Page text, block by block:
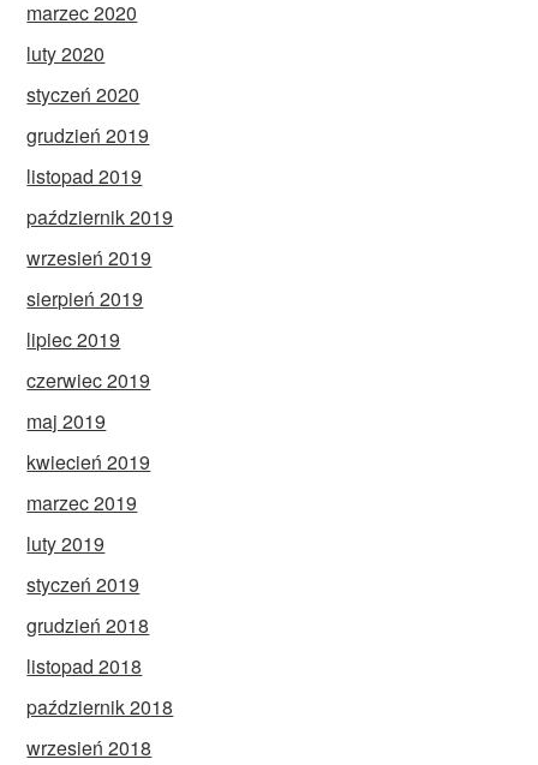
marzec 2020
luty 2020
styczeń 2020
grudzień 2019
listopad 2019
październik 2019
wrzesień 2019
sierpień 2019
lipiec 2019
czerwiec 2019
maj 2019
kwiecień 2019
marzec 2019
luty 2019
styczeń 2019
grudzień 2018
listopad 2018
październik 2018
wrzesień 2018